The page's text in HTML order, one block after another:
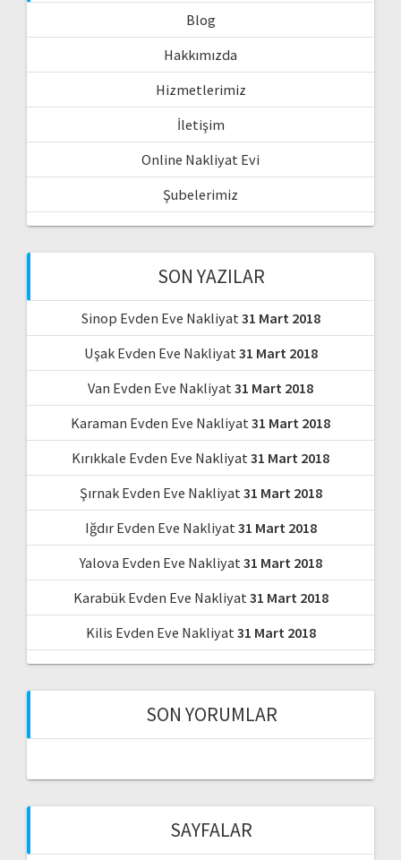
Blog
Hakkımızda
Hizmetlerimiz
İletişim
Online Nakliyat Evi
Şubelerimiz
SON YAZILAR
Sinop Evden Eve Nakliyat 31 Mart 2018
Uşak Evden Eve Nakliyat 31 Mart 2018
Van Evden Eve Nakliyat 31 Mart 2018
Karaman Evden Eve Nakliyat 31 Mart 2018
Kırıkkale Evden Eve Nakliyat 31 Mart 2018
Şırnak Evden Eve Nakliyat 31 Mart 2018
Iğdır Evden Eve Nakliyat 31 Mart 2018
Yalova Evden Eve Nakliyat 31 Mart 2018
Karabük Evden Eve Nakliyat 31 Mart 2018
Kilis Evden Eve Nakliyat 31 Mart 2018
SON YORUMLAR
SAYFALAR